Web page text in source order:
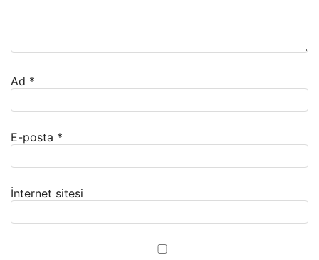
Ad *
E-posta *
İnternet sitesi